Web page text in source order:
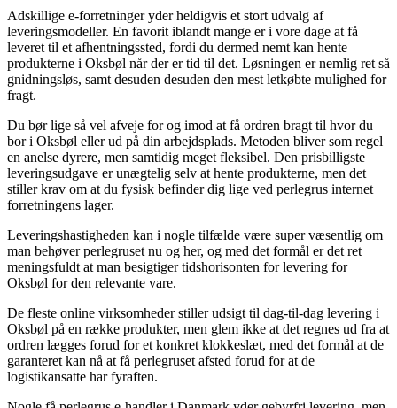
Adskillige e-forretninger yder heldigvis et stort udvalg af
leveringsmodeller. En favorit iblandt mange er i vore dage at få
leveret til et afhentningssted, fordi du dermed nemt kan hente
produkterne i Oksbøl når der er tid til det. Løsningen er nemlig ret så
gnidningsløs, samt desuden desuden den mest letkøbte mulighed for
fragt.
Du bør lige så vel afveje for og imod at få ordren bragt til hvor du
bor i Oksbøl eller ud på din arbejdsplads. Metoden bliver som regel
en anelse dyrere, men samtidig meget fleksibel. Den prisbilligste
leveringsudgave er unægtelig selv at hente produkterne, men det
stiller krav om at du fysisk befinder dig lige ved perlegrus internet
forretningens lager.
Leveringshastigheden kan i nogle tilfælde være super væsentlig om
man behøver perlegruset nu og her, og med det formål er det ret
meningsfuldt at man besigtiger tidshorisonten for levering for
Oksbøl for den relevante vare.
De fleste online virksomheder stiller udsigt til dag-til-dag levering i
Oksbøl på en række produkter, men glem ikke at det regnes ud fra at
ordren lægges forud for et konkret klokkeslæt, med det formål at de
garanteret kan nå at få perlegruset afsted forud for at de
logistikansatte har fyraften.